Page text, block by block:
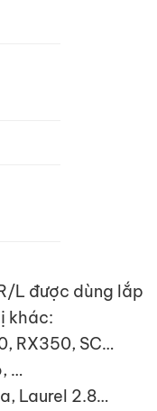
L được dùng lắp
khác:
RX350, SC…
…
Laurel 2.8…